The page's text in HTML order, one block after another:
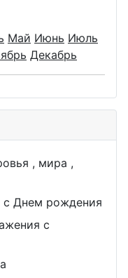
Май Июнь Июль
Декабрь
, мира ,
Днем рождения
с